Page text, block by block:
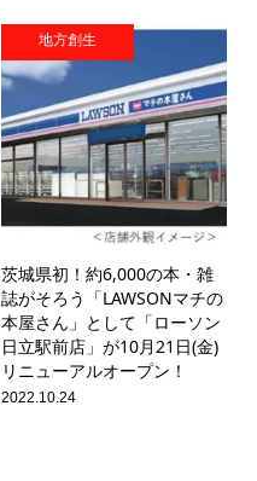
地方創生
茨城県初！約6,000の本・雑
誌がそろう「LAWSONマチの
本屋さん」として「ローソン
日立駅前店」が10月21日(金)
リニューアルオープン！
2022.10.24